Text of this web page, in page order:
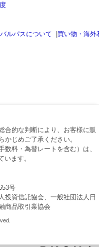
ルパスについて
買い物・海外
合的な判断により、お客様に販
じめご了承ください。
料・為替レートを含む）は、
ます。
号
資信託協会、一般社団法人日
商品取引業協会